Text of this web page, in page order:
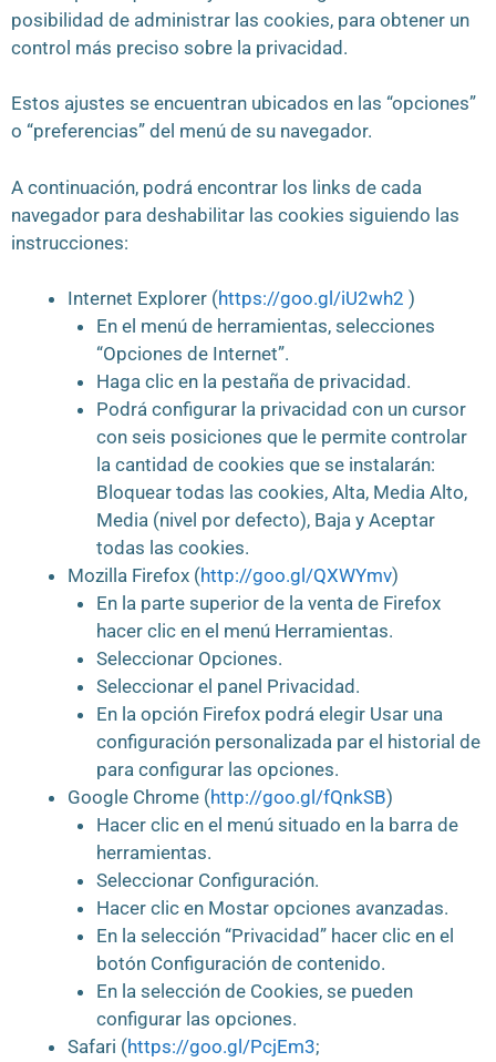
posibilidad de administrar las cookies, para obtener un
control más preciso sobre la privacidad.
Estos ajustes se encuentran ubicados en las “opciones”
o “preferencias” del menú de su navegador.
A continuación, podrá encontrar los links de cada
navegador para deshabilitar las cookies siguiendo las
instrucciones:
Internet Explorer (https://goo.gl/iU2wh2 )
En el menú de herramientas, selecciones
“Opciones de Internet”.
Haga clic en la pestaña de privacidad.
Podrá configurar la privacidad con un cursor
con seis posiciones que le permite controlar
la cantidad de cookies que se instalarán:
Bloquear todas las cookies, Alta, Media Alto,
Media (nivel por defecto), Baja y Aceptar
todas las cookies.
Mozilla Firefox (http://goo.gl/QXWYmv)
En la parte superior de la venta de Firefox
hacer clic en el menú Herramientas.
Seleccionar Opciones.
Seleccionar el panel Privacidad.
En la opción Firefox podrá elegir Usar una
configuración personalizada par el historial de
para configurar las opciones.
Google Chrome (http://goo.gl/fQnkSB)
Hacer clic en el menú situado en la barra de
herramientas.
Seleccionar Configuración.
Hacer clic en Mostar opciones avanzadas.
En la selección “Privacidad” hacer clic en el
botón Configuración de contenido.
En la selección de Cookies, se pueden
configurar las opciones.
Safari (https://goo.gl/PcjEm3;